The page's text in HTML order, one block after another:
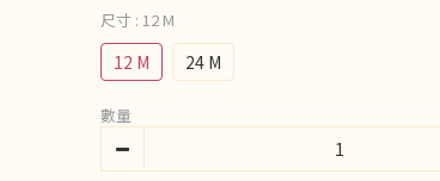
尺寸 : 12 M
12 M 24 M
數量